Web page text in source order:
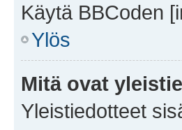
Käytä BBCoden
Ylös
Mitä ovat
Yleistiedotteet